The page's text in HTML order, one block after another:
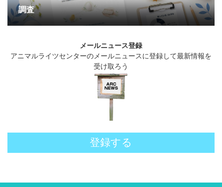
調査
メールニュース登録
アニマルライツセンターのメールニュースに登録して最新情報を
受け取ろう
登録する